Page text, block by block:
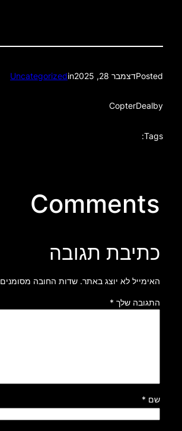
Postedדצמבר 28, 2025 in
Uncategorized
by
CopterDeal
Tags:
Comments
כתיבת תגובה
האימייל לא יוצג באתר. שדות החובה מסומנים
התגובה שלך *
שם *